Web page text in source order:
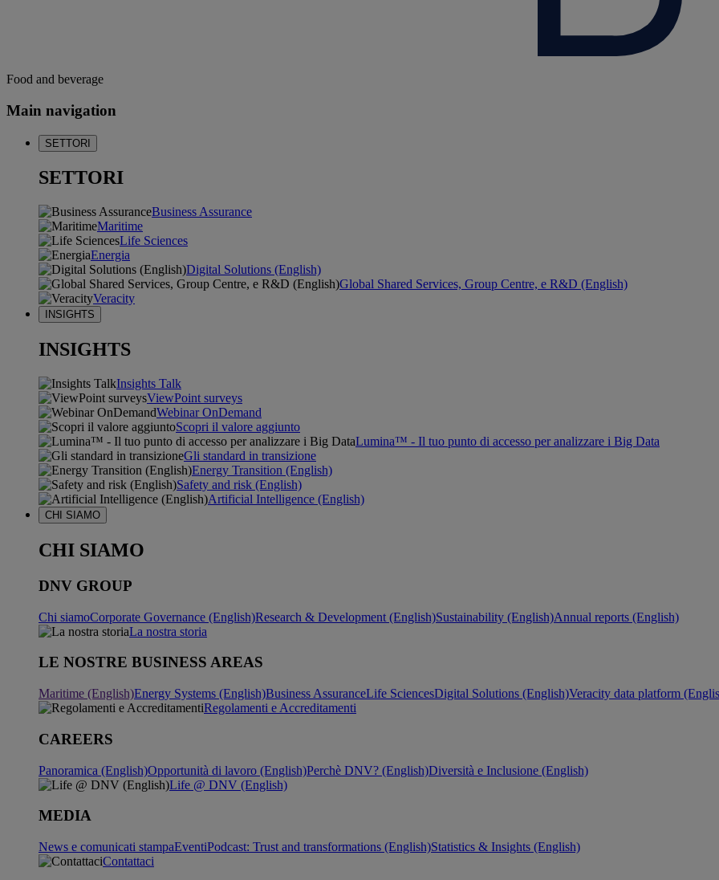
Food and beverage
Main navigation
SETTORI
SETTORI
Business Assurance
Maritime
Life Sciences
Energia
Digital Solutions (English)
Global Shared Services, Group Centre, e R&D (English)
Veracity
INSIGHTS
INSIGHTS
Insights Talk
ViewPoint surveys
Webinar OnDemand
Scopri il valore aggiunto
Lumina™ - Il tuo punto di accesso per analizzare i Big Data
Gli standard in transizione
Energy Transition (English)
Safety and risk (English)
Artificial Intelligence (English)
CHI SIAMO
CHI SIAMO
DNV GROUP
Chi siamoCorporate Governance (English)Research & Development (English)Sustainability (English)Annual reports (English)
La nostra storia
LE NOSTRE BUSINESS AREAS
Maritime (English)Energy Systems (English)Business AssuranceLife SciencesDigital Solutions (English)Veracity data platform
Regolamenti e Accreditamenti
CAREERS
Panoramica (English)Opportunità di lavoro (English)Perchè DNV? (English)Diversità e Inclusione (English)
Life @ DNV (English)
MEDIA
News e comunicati stampaEventiPodcast: Trust and transformations (English)Statistics & Insights (English)
Contattaci